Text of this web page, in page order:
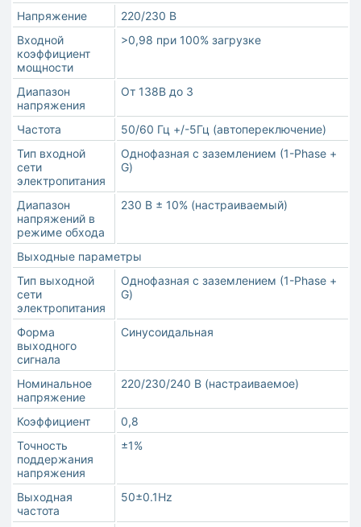
Напряжение
220/230 В
Входной
коэффициент
мощности
>0,98 при 100% загрузке
Диапазон
напряжения
От 138В до 3
Частота
50/60 Гц +/-5Гц (автопереключение)
Тип входной
сети
электропитания
Однофазная с заземлением (1-Phase +
G)
Диапазон
напряжений в
режиме обхода
230 В ± 10% (настраиваемый)
Выходные параметры
Тип выходной
сети
электропитания
Однофазная с заземлением (1-Phase +
G)
Форма
выходного
сигнала
Синусоидальная
Номинальное
напряжение
220/230/240 В (настраиваемое)
Коэффициент
0,8
Точность
поддержания
напряжения
±1%
Выходная
частота
50±0.1Hz